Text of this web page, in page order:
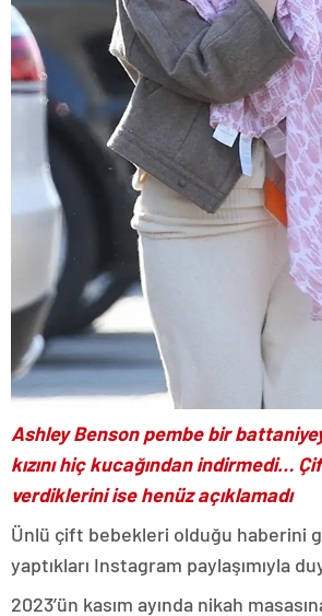
Ashley Benson pembe bir
kızını hiç kucağından indirmedi…
verdiklerini ise henüz açıklamadı
Ünlü çift bebekleri olduğu haberini
yaptıkları Instagram paylaşımıyla
2023’ün kasım ayında nikah